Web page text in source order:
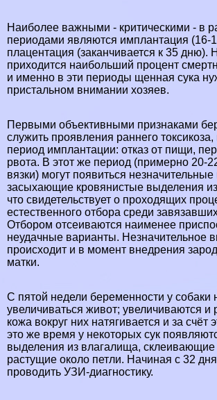
Наиболее важными - критическими - в
периодами являются имплантация (16-
плацентация (заканчивается к 35 дню).
приходится наибольший процент
и именно в эти периоды щенная cyкa
пристальном внимании хозяев.
Первыми объективными признаками
служить проявления раннего
период имплантации: отказ от пищи,
рвота. В этот же период (примерно 20-
вязки) могут появиться
засыхающие кровянистые выделения
что свидетельствует о проходящих
естественного отбора среди
Отбором отсеиваются наименее
неудачные варианты. Незначительное
происходит и в момент внедрения
матки.
С пятой недели беременности у собаки
увеличиваться живот; увеличиваются и
кожа вокруг них натягивается и за счёт
это же время у некоторых сук
выделения из влагалища,
растущие около петли. Начиная с 32
проводить УЗИ-диагностику.